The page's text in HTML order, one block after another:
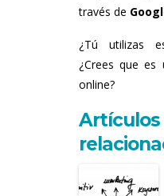
través de
¿Tú utilizas
¿Crees que
online?
Artículos